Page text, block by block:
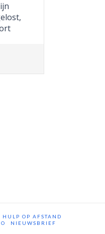
HULP OP AFSTAND
NIEUWSBRIEF